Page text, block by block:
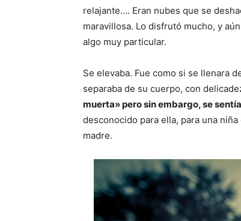
relajante…. Eran nubes que se
maravillosa. Lo disfrutó mucho, y
algo muy particular.
Se elevaba. Fue como si se llenara
separaba de su cuerpo, con
muerta» pero sin embargo, se
desconocido para ella, para una
madre.